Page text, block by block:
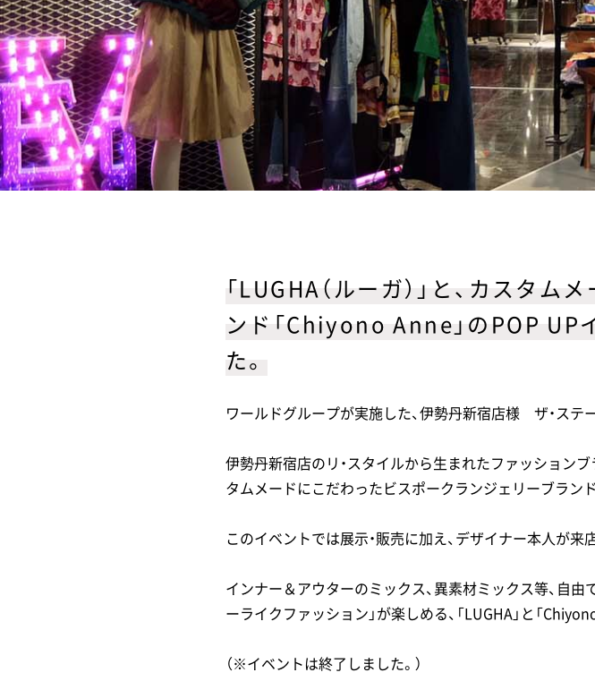
「LUGHA（ルーガ）」と、カスタ
ンド「Chiyono Anne」のPOP UP
た。
ワールドグループが実施した、伊勢丹新宿店様 ザ・ステ
伊勢丹新宿店のリ・スタイルから生まれたファッションブラ
タムメードにこだわったビスポークランジェリーブラン
このイベントでは展示・販売に加え、デザイナー本人が
インナー＆アウターのミックス、異素材ミックス等、自
ーライクファッション」が楽しめる、「LUGHA」と「
（※イベントは終了しました。）